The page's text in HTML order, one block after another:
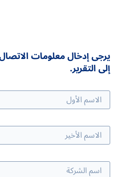
يرجى إدخال معلومات
إلى التقرير.